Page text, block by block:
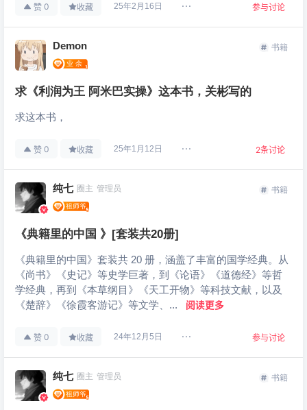
赞 0 收藏 25年2月16日 参与讨论
Demon 书籍
求《利润为王 阿米巴实操》这本书，关彬写的
求这本书，
赞 0 收藏 25年1月12日 2条讨论
纯七 圈主 管理员 书籍
《典籍里的中国 》[套装共20册]
《典籍里的中国》套装共 20 册，涵盖了丰富的国学经典。从
《尚书》《史记》等史学巨著，到《论语》《道德经》等哲
学经典，再到《本草纲目》《天工开物》等科技文献，以及
《楚辞》《徐霞客游记》等文学、... 阅读更多
赞 0 收藏 24年12月5日 参与讨论
纯七 圈主 管理员 书籍